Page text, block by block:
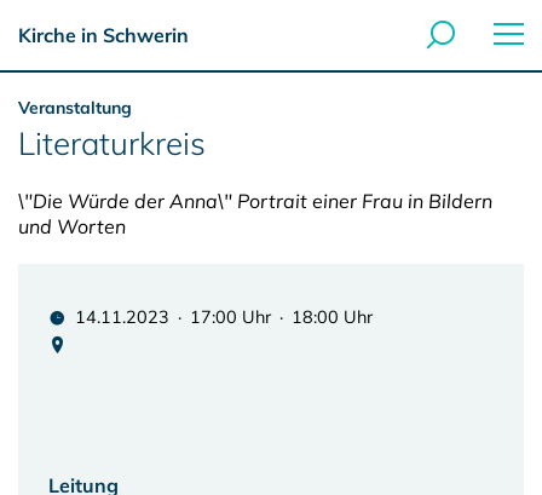
Kirche in Schwerin
Veranstaltung
Literaturkreis
\"Die Würde der Anna\" Portrait einer Frau in Bildern
und Worten
14.11.2023 · 17:00 Uhr · 18:00 Uhr
Leitung